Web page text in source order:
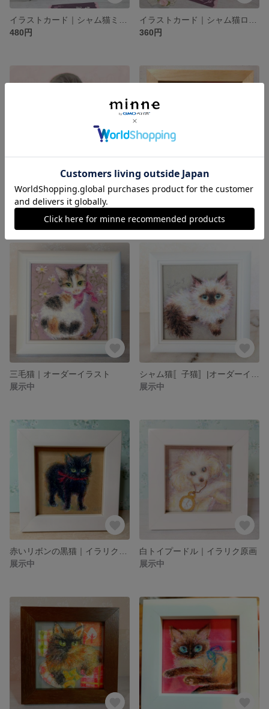
480円
360円
展示中
展示中
三毛猫｜オーダーイラスト
展示中
展示中
展示中
白トイプードル｜イラリク原画
展示中